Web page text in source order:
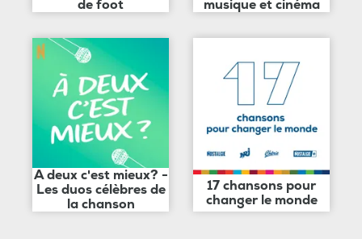
de foot
musique et cinéma
A deux c'est mieux? -
Les duos célèbres de
la chanson
17 chansons pour
changer le monde